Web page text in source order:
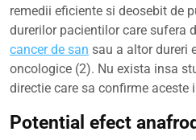
remedii eficiente si deosebit de
durerilor pacientilor care sufera
cancer de san sau a altor dureri
oncologice (2). Nu exista insa
directie care sa confirme aceste
Potential efect